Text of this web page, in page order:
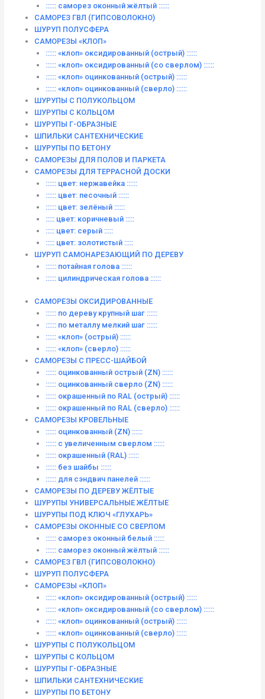
:::::: саморез оконный жёлтый ::::::
САМОРЕЗ ГВЛ (ГИПСОВОЛОКНО)
ШУРУП ПОЛУСФЕРА
САМОРЕЗЫ «КЛОП»
:::::: «клоп» оксидированный (острый) ::::::
:::::: «клоп» оксидированный (со сверлом) ::::::
:::::: «клоп» оцинкованный (острый) ::::::
:::::: «клоп» оцинкованный (сверло) ::::::
ШУРУПЫ С ПОЛУКОЛЬЦОМ
ШУРУПЫ С КОЛЬЦОМ
ШУРУПЫ Г-ОБРАЗНЫЕ
ШПИЛЬКИ САНТЕХНИЧЕСКИЕ
ШУРУПЫ ПО БЕТОНУ
САМОРЕЗЫ ДЛЯ ПОЛОВ И ПАРКЕТА
САМОРЕЗЫ ДЛЯ ТЕРРАСНОЙ ДОСКИ
:::::: цвет: нержавейка ::::::
:::::: цвет: песочный ::::::
:::::: цвет: зелёный ::::::
::::: цвет: коричневый :::::
::::: цвет: серый :::::
::::: цвет: золотистый :::::
ШУРУП САМОНАРЕЗАЮЩИЙ ПО ДЕРЕВУ
:::::: потайная голова ::::::
:::::: цилиндрическая голова ::::::
САМОРЕЗЫ ОКСИДИРОВАННЫЕ
:::::: по дереву крупный шаг ::::::
:::::: по металлу мелкий шаг ::::::
:::::: «клоп» (острый) ::::::
:::::: «клоп» (сверло) ::::::
САМОРЕЗЫ С ПРЕСС-ШАЙБОЙ
:::::: оцинкованный острый (ZN) ::::::
:::::: оцинкованный сверло (ZN) ::::::
:::::: окрашенный по RAL (острый) ::::::
:::::: окрашенный по RAL (сверло) ::::::
САМОРЕЗЫ КРОВЕЛЬНЫЕ
:::::: оцинкованный (ZN) ::::::
:::::: с увеличенным сверлом ::::::
:::::: окрашенный (RAL) ::::::
:::::: без шайбы ::::::
:::::: для сэндвич панелей ::::::
САМОРЕЗЫ ПО ДЕРЕВУ ЖЁЛТЫЕ
ШУРУПЫ УНИВЕРСАЛЬНЫЕ ЖЁЛТЫЕ
ШУРУПЫ ПОД КЛЮЧ «ГЛУХАРЬ»
САМОРЕЗЫ ОКОННЫЕ СО СВЕРЛОМ
:::::: саморез оконный белый ::::::
:::::: саморез оконный жёлтый ::::::
САМОРЕЗ ГВЛ (ГИПСОВОЛОКНО)
ШУРУП ПОЛУСФЕРА
САМОРЕЗЫ «КЛОП»
:::::: «клоп» оксидированный (острый) ::::::
:::::: «клоп» оксидированный (со сверлом) ::::::
:::::: «клоп» оцинкованный (острый) ::::::
:::::: «клоп» оцинкованный (сверло) ::::::
ШУРУПЫ С ПОЛУКОЛЬЦОМ
ШУРУПЫ С КОЛЬЦОМ
ШУРУПЫ Г-ОБРАЗНЫЕ
ШПИЛЬКИ САНТЕХНИЧЕСКИЕ
ШУРУПЫ ПО БЕТОНУ